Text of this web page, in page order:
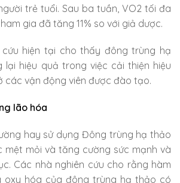
trẻ tuổi. Sau ba tuần, VO2 tối đa
gia đã tăng 11% so với giả dược.
cứu hiện tại cho thấy đông trùng hạ
lại hiệu quả trong việc cải thiện hiệu
các vận động viên được đào tạo.
lão hóa
hay sử dụng Đông trùng hạ thảo
mệt mỏi và tăng cường sức mạnh và
Các nhà nghiên cứu cho rằng hàm
oxy hóa của đông trùng hạ thảo có